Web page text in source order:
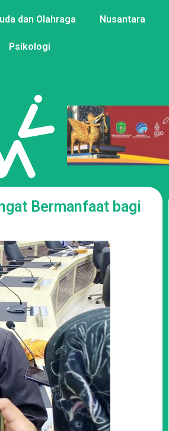
dan Olahraga Nusantara
Psikologi
Bermanfaat bagi